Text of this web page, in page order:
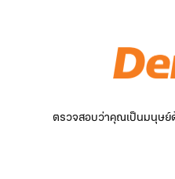
ตรวจสอบว่าคุณเป็นมนุษย์